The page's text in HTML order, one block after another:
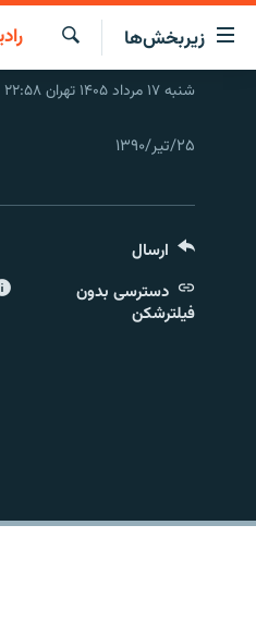
لینک‌های
قابلیت
دسترسی
زیربخش‌ها
صفحه اصلی
انتخاب کنید و بشنوید
برنامه‌های رادیویی
پادکست
چندرسانه‌ای
جستجو
شنبه ۱۷ مرداد ۱۴۰۵ تهران ۲۲:۵۸
۲۵/تیر/۱۳۹۰
ارسال
دسترسی بدون
فیلترشکن